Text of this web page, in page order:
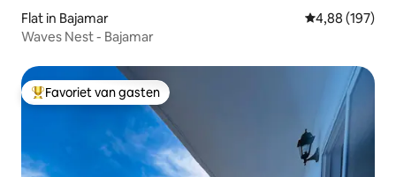
Flat in Bajamar Gemiddelde
4,88 (197)
Waves Nest - Bajamar
Topfavoriet van gasten
Favoriet van gasten